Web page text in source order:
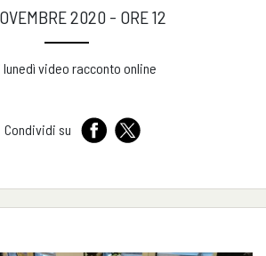
2020 - ORE 12
lunedì video racconto online
Condividi su